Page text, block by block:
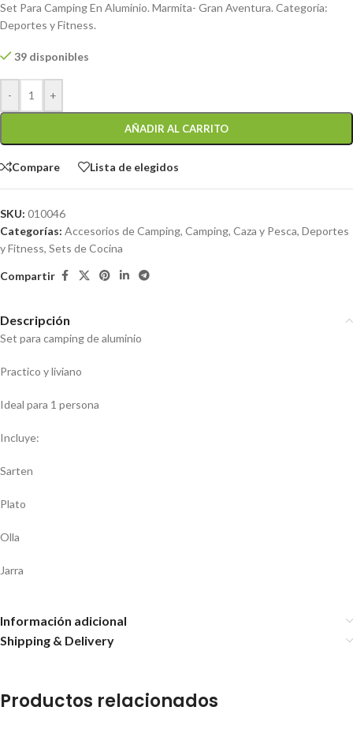
Set Para Camping En Aluminio. Marmita- Gran Aventura. Categoría:
Deportes y Fitness.
39 disponibles
- +
AÑADIR AL CARRITO
Compare Lista de elegidos
SKU: 010046
Categorías: Accesorios de Camping, Camping, Caza y Pesca, Deportes
y Fitness, Sets de Cocina
Compartir
Descripción
Set para camping de aluminio
Practico y liviano
Ideal para 1 persona
Incluye:
Sarten
Plato
Olla
Jarra
Información adicional
Shipping & Delivery
Productos relacionados